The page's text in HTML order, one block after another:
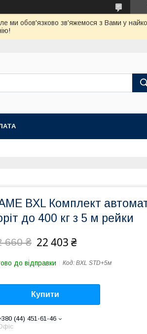
ми обов'язково зв'яжемося з Вами у
BXL Комплект
до 400 кг з 5 м рейки
660 ₴ 22 403 ₴
до відправки Код: BXL STD+5м
Купити
(44) 451-61-46